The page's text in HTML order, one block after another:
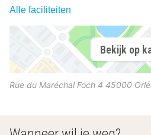
Alle faciliteiten
Bekijk op
Rue du Maréchal Foch 4 45000